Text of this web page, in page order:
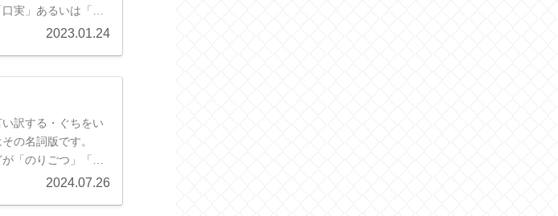
実」あるいは「非
」は、それらを
2023.01.24
訳する・ぐちをい
の名詞版です。
「のりごつ」「ひ
言（かごと）」の
2024.07.26